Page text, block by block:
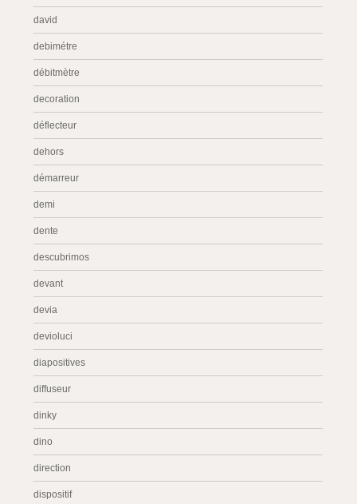
david
debimétre
débitmètre
decoration
déflecteur
dehors
démarreur
demi
dente
descubrimos
devant
devia
devioluci
diapositives
diffuseur
dinky
dino
direction
dispositif